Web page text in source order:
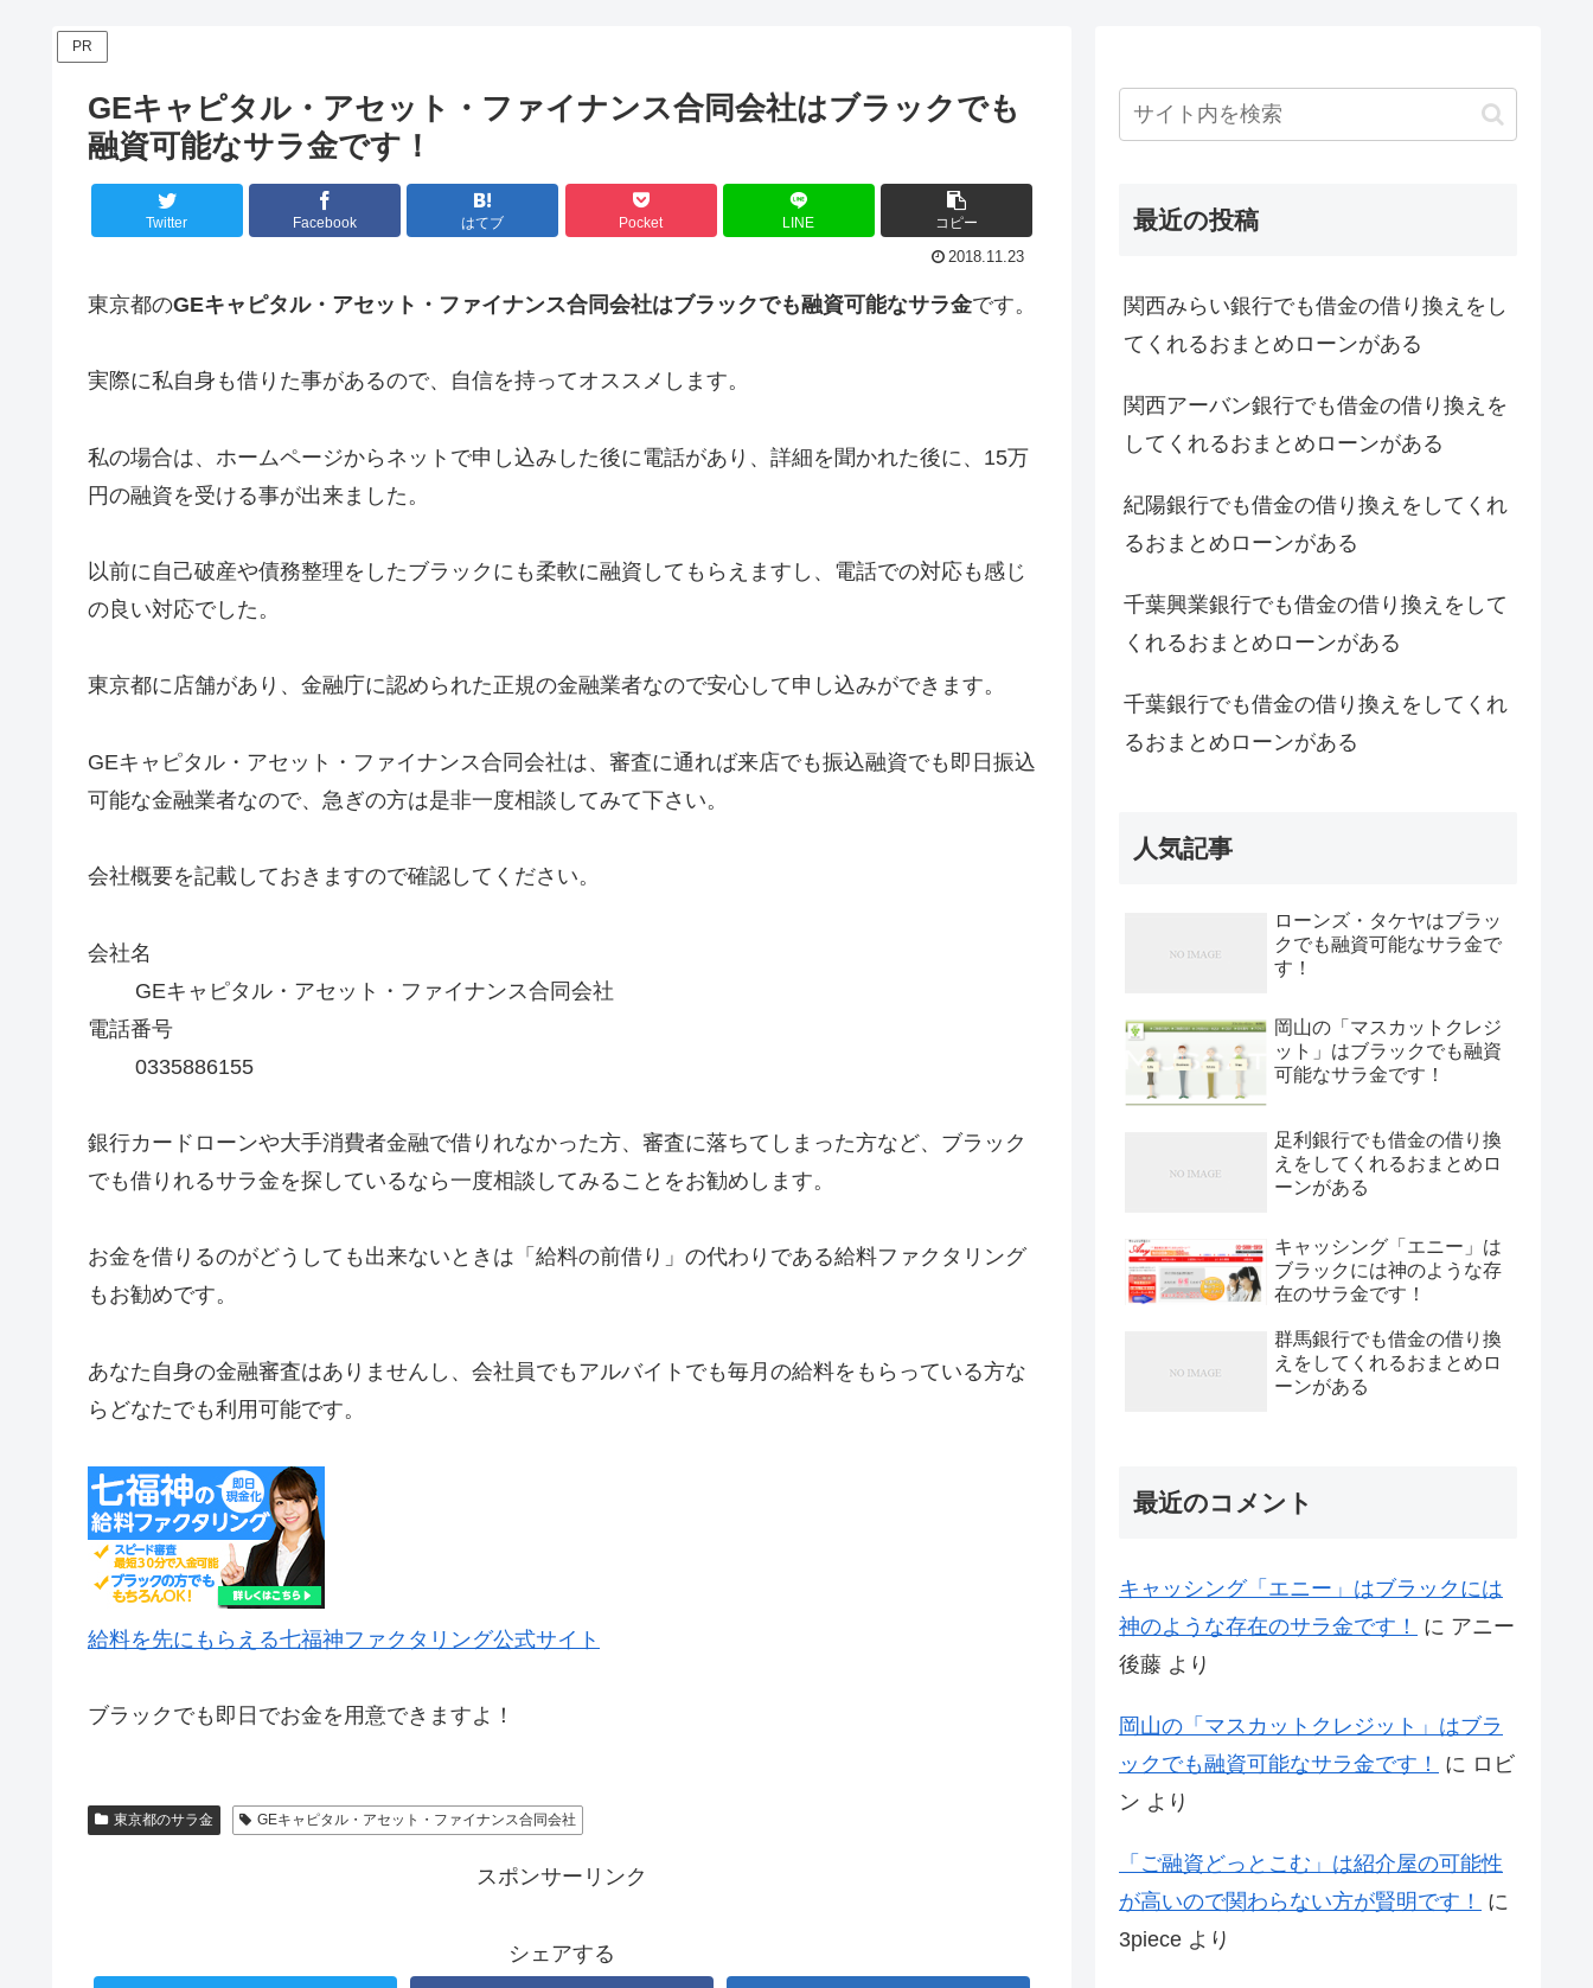
PR
GEキャピタル・アセット・ファイナンス合同会社はブラックでも
融資可能なサラ金です！
Twitter Facebook はてブ Pocket LINE コピー
2018.11.23
東京都のGEキャピタル・アセット・ファイナンス合同会社はブラックでも融資可能なサラ金です。
実際に私自身も借りた事があるので、自信を持ってオススメします。
私の場合は、ホームページからネットで申し込みした後に電話があり、詳細を聞かれた後に、15万
円の融資を受ける事が出来ました。
以前に自己破産や債務整理をしたブラックにも柔軟に融資してもらえますし、電話での対応も感じ
の良い対応でした。
東京都に店舗があり、金融庁に認められた正規の金融業者なので安心して申し込みができます。
GEキャピタル・アセット・ファイナンス合同会社は、審査に通れば来店でも振込融資でも即日振込
可能な金融業者なので、急ぎの方は是非一度相談してみて下さい。
会社概要を記載しておきますので確認してください。
会社名
GEキャピタル・アセット・ファイナンス合同会社
電話番号
0335886155
銀行カードローンや大手消費者金融で借りれなかった方、審査に落ちてしまった方など、ブラック
でも借りれるサラ金を探しているなら一度相談してみることをお勧めします。
お金を借りるのがどうしても出来ないときは「給料の前借り」の代わりである給料ファクタリング
もお勧めです。
あなた自身の金融審査はありませんし、会社員でもアルバイトでも毎月の給料をもらっている方な
らどなたでも利用可能です。
給料を先にもらえる七福神ファクタリング公式サイト
ブラックでも即日でお金を用意できますよ！
東京都のサラ金 GEキャピタル・アセット・ファイナンス合同会社
スポンサーリンク
シェアする
最近の投稿
関西みらい銀行でも借金の借り換えをし
てくれるおまとめローンがある
関西アーバン銀行でも借金の借り換えを
してくれるおまとめローンがある
紀陽銀行でも借金の借り換えをしてくれ
るおまとめローンがある
千葉興業銀行でも借金の借り換えをして
くれるおまとめローンがある
千葉銀行でも借金の借り換えをしてくれ
るおまとめローンがある
人気記事
ローンズ・タケヤはブラッ
クでも融資可能なサラ金で
す！
岡山の「マスカットクレジ
ット」はブラックでも融資
可能なサラ金です！
足利銀行でも借金の借り換
えをしてくれるおまとめロ
ーンがある
キャッシング「エニー」は
ブラックには神のような存
在のサラ金です！
群馬銀行でも借金の借り換
えをしてくれるおまとめロ
ーンがある
最近のコメント
キャッシング「エニー」はブラックには
神のような存在のサラ金です！
に アニー
後藤 より
岡山の「マスカットクレジット」はブラ
ックでも融資可能なサラ金です！
に ロビ
ン より
「ご融資どっとこむ」は紹介屋の可能性
が高いので関わらない方が賢明です！
に
3piece より